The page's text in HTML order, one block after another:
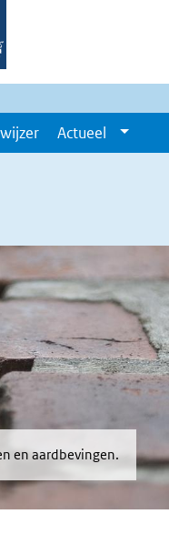
Actueel
en aardbevingen.